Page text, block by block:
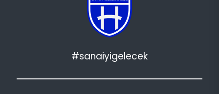
#sanaiyigelecek